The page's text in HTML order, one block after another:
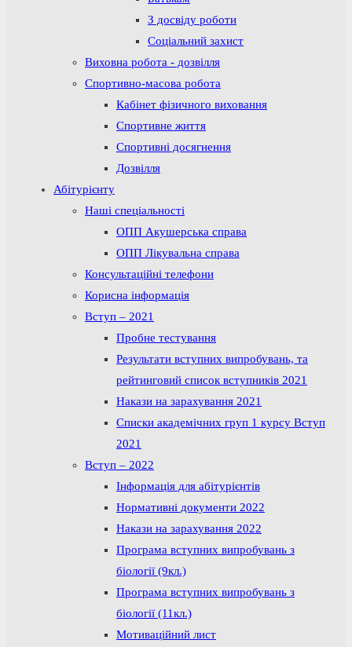
З досвіду роботи
Соціальний захист
Виховна робота - дозвілля
Спортивно-масова робота
Кабінет фізичного виховання
Спортивне життя
Спортивні досягнення
Дозвілля
Абітурієнту
Наші спеціальності
ОПП Акушерська справа
ОПП Лікувальна справа
Консультаційні телефони
Корисна інформація
Вступ – 2021
Пробне тестування
Результати вступних випробувань, та
рейтинговий список вступників 2021
Накази на зарахування 2021
Списки академічних груп 1 курсу Вступ
2021
Вступ – 2022
Інформація для абітурієнтів
Нормативні документи 2022
Накази на зарахування 2022
Програма вступних випробувань з
біології (9кл.)
Програма вступних випробувань з
біології (11кл.)
Мотиваційний лист